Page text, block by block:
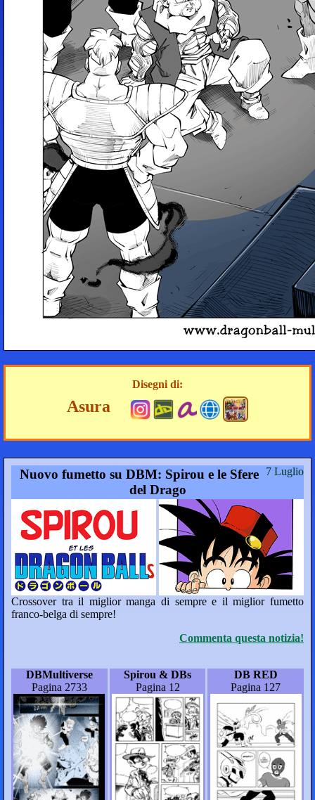
Disegni di:
Asura
7 Luglio
Nuovo fumetto su DBM: Spirou e le Sfere
del Drago
Crossover tra il miglior manga di sempre e il miglior fumetto
franco-belga di sempre!
Commenta questa notizia!
DBMultiverse
Pagina 2733
Spirou & DBs
Pagina 12
DB RED
Pagina 127